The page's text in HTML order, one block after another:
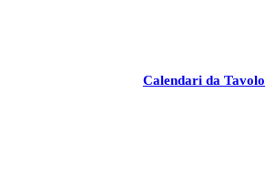
Calendari da Tavolo